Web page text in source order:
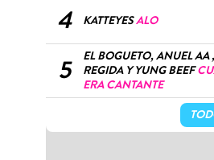
4 KATTEYESALO
5
EL BOGUETO, ANUEL AA
REGIDA Y YUNG BEEF
ERA CANTANTE